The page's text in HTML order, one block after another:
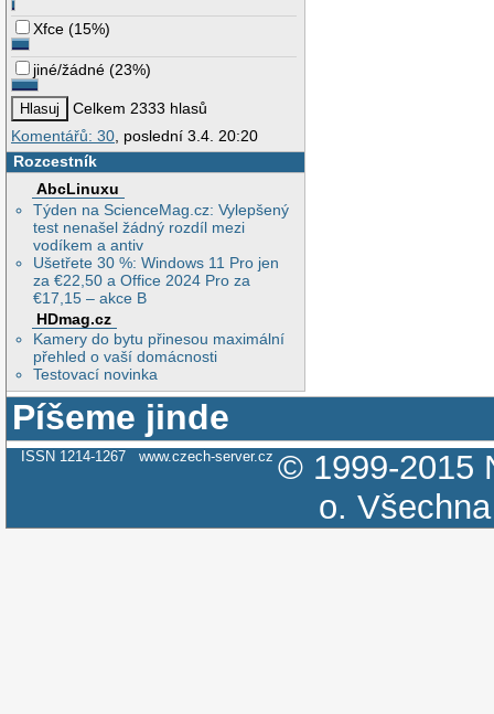
Xfce (15%)
jiné/žádné (23%)
Celkem 2333 hlasů
Komentářů: 30, poslední 3.4. 20:20
Rozcestník
AbcLinuxu
Týden na ScienceMag.cz: Vylepšený
test nenašel žádný rozdíl mezi
vodíkem a antiv
Ušetřete 30 %: Windows 11 Pro jen
za €22,50 a Office 2024 Pro za
€17,15 – akce B
HDmag.cz
Kamery do bytu přinesou maximální
přehled o vaší domácnosti
Testovací novinka
Píšeme jinde
ISSN 1214-1267 www.czech-server.cz © 1999-2015
o.